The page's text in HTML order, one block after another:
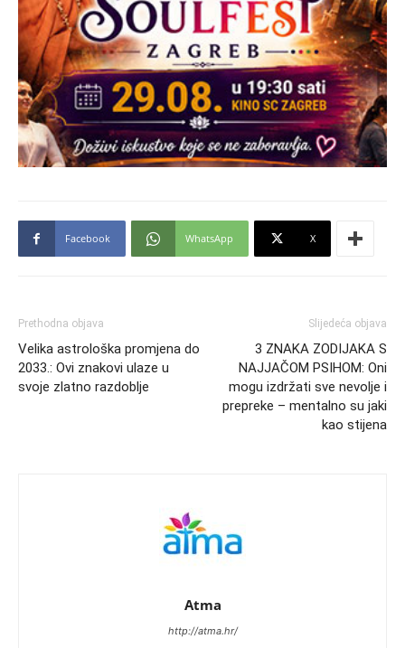
Facebook WhatsApp X
Prethodna objava
Velika astrološka promjena do
2033.: Ovi znakovi ulaze u
svoje zlatno razdoblje
Slijedeća objava
3 ZNAKA ZODIJAKA S
NAJJAČOM PSIHOM: Oni
mogu izdržati sve nevolje i
prepreke – mentalno su jaki
kao stijena
Atma
http://atma.hr/